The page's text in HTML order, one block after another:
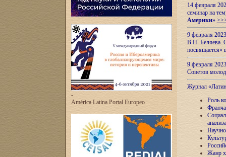
-
América Latina Portal Europeo
14 февраля
семинар на
Америки»
9 февраля
В.П. Беляева.
посвящается»
9 февраля
Советов
Журнал
Роль
анализа
Жанр